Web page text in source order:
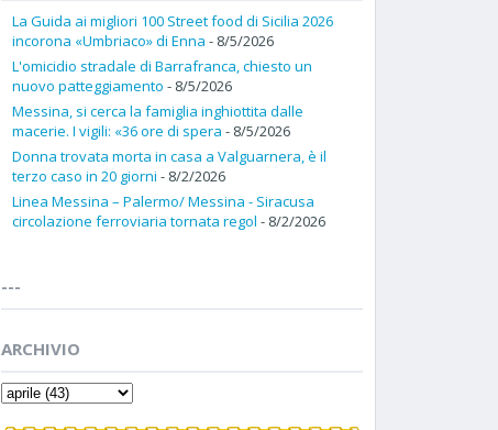
La Guida ai migliori 100 Street food di Sicilia 2026
incorona «Umbriaco» di Enna - 8/5/2026
L'omicidio stradale di Barrafranca, chiesto un
nuovo patteggiamento - 8/5/2026
Messina, si cerca la famiglia inghiottita dalle
macerie. I vigili: «36 ore di spera - 8/5/2026
Donna trovata morta in casa a Valguarnera, è il
terzo caso in 20 giorni - 8/2/2026
Linea Messina – Palermo/ Messina - Siracusa
circolazione ferroviaria tornata regol - 8/2/2026
---
ARCHIVIO